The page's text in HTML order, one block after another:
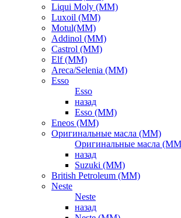
Liqui Moly (ММ)
Luxoil (ММ)
Motul(ММ)
Addinol (ММ)
Castrol (ММ)
Elf (ММ)
Areca/Selenia (ММ)
Esso
Esso
назад
Esso (ММ)
Eneos (ММ)
Оригинальные масла (ММ)
Оригинальные масла
назад
Suzuki (ММ)
British Petroleum (ММ)
Neste
Neste
назад